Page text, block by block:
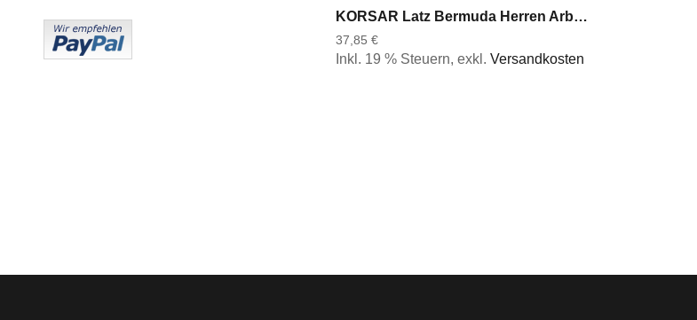
KORSAR Latz Bermuda Herren Arbeitshose Latzhose Outdoorhose blau und schwarz Gr 44 bis 64
37,85 €
Inkl. 19 % Steuern,exkl.Versandkosten